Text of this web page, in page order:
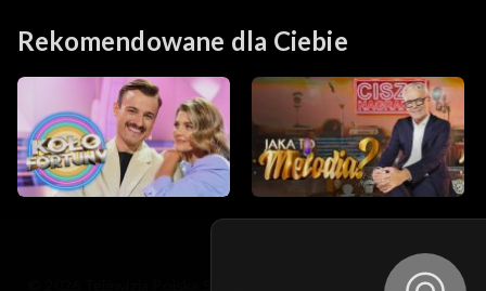
Rekomendowane dla Ciebie